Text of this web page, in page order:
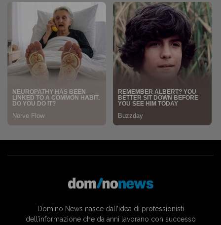
Domino News nasce dall’idea di professionisti
dell’informazione che da anni lavorano con successo